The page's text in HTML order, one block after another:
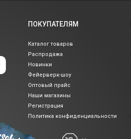
ПОКУПАТЕЛЯМ
Каталог товаров
Распродажа
Новинки
Фейерверк-шоу
Оптовый прайс
Наши магазины
Регистрация
Политика конфиденциальности